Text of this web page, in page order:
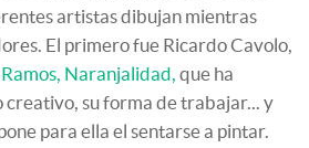
artistas dibujan mientras
El primero fue Ricardo Cavolo,
Naranjalidad, que ha
creativo, su forma de trabajar... y
para ella el sentarse a pintar.